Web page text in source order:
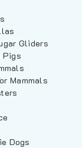
Gliders
Pigs
Mammals
Dogs